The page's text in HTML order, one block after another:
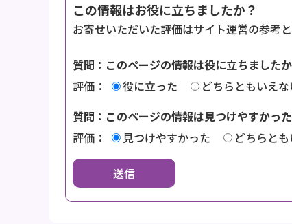
この情報はお役に立ちましたか？
お寄せいただいた評価はサイト運営の参考と
質問：このページの情報は役に立ちました
評価：
役に立った どちらともいえな
質問：このページの情報は見つけやすかっ
評価：
見つけやすかった どちらと